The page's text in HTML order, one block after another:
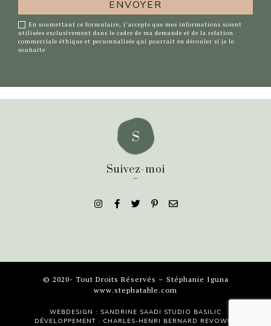
En soumettant ce formulaire, j’accepte que mes informations soient
utilisées exclusivement dans le cadre de ma demande et de la relation
commerciale éthique et personnalisée qui pourrait en découler si je le
souhaite
Suivez-moi
_
© 2020- Tout Droits Réservés – Stéphanie Iguna
www.stephatable.com
WEBDESIGN : SANDRINE SAADI STUDIO BASILIC
DÉVELOPPEMENT : CHARLES-HENRI BERNARD REVOWEB